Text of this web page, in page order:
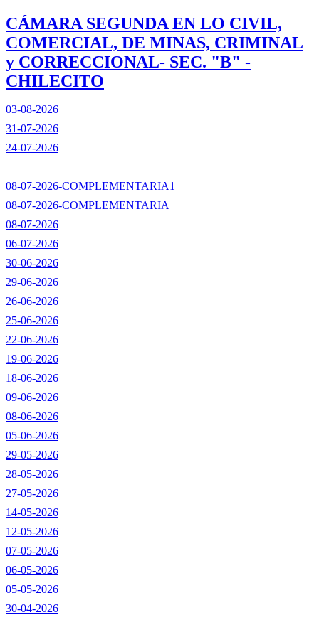
CÁMARA SEGUNDA EN LO CIVIL,
COMERCIAL, DE MINAS, CRIMINAL
y CORRECCIONAL- SEC. "B" -
CHILECITO
03-08-2026
31-07-2026
24-07-2026
08-07-2026-COMPLEMENTARIA1
08-07-2026-COMPLEMENTARIA
08-07-2026
06-07-2026
30-06-2026
29-06-2026
26-06-2026
25-06-2026
22-06-2026
19-06-2026
18-06-2026
09-06-2026
08-06-2026
05-06-2026
29-05-2026
28-05-2026
27-05-2026
14-05-2026
12-05-2026
07-05-2026
06-05-2026
05-05-2026
30-04-2026